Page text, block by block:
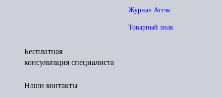
Журнал Аттэк
Товарный знак
Бесплатная
консультация специалиста
Наши контакты